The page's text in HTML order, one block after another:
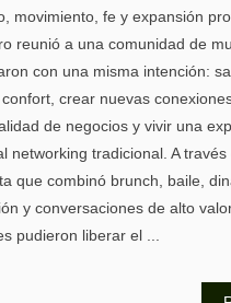
movimiento, fe y expansión
reunió a una comunidad de
con una misma intención:
crear nuevas
de negocios y vivir una
networking tradicional. A través
que combinó brunch, baile,
y conversaciones de alto
pudieron liberar el ...